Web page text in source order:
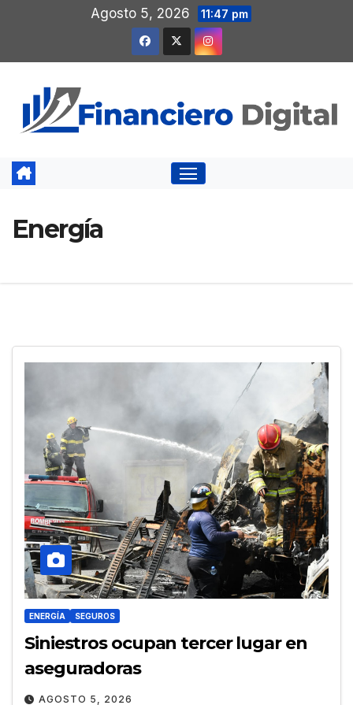
contenido
Agosto 5, 2026 11:47 pm
Energía
ENERGÍA SEGUROS
Siniestros ocupan tercer lugar en
aseguradoras
AGOSTO 5, 2026